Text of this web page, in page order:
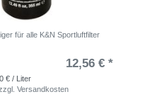
für alle K&N Sportluftfilter
12,56 € *
€ / Liter
Versandkosten